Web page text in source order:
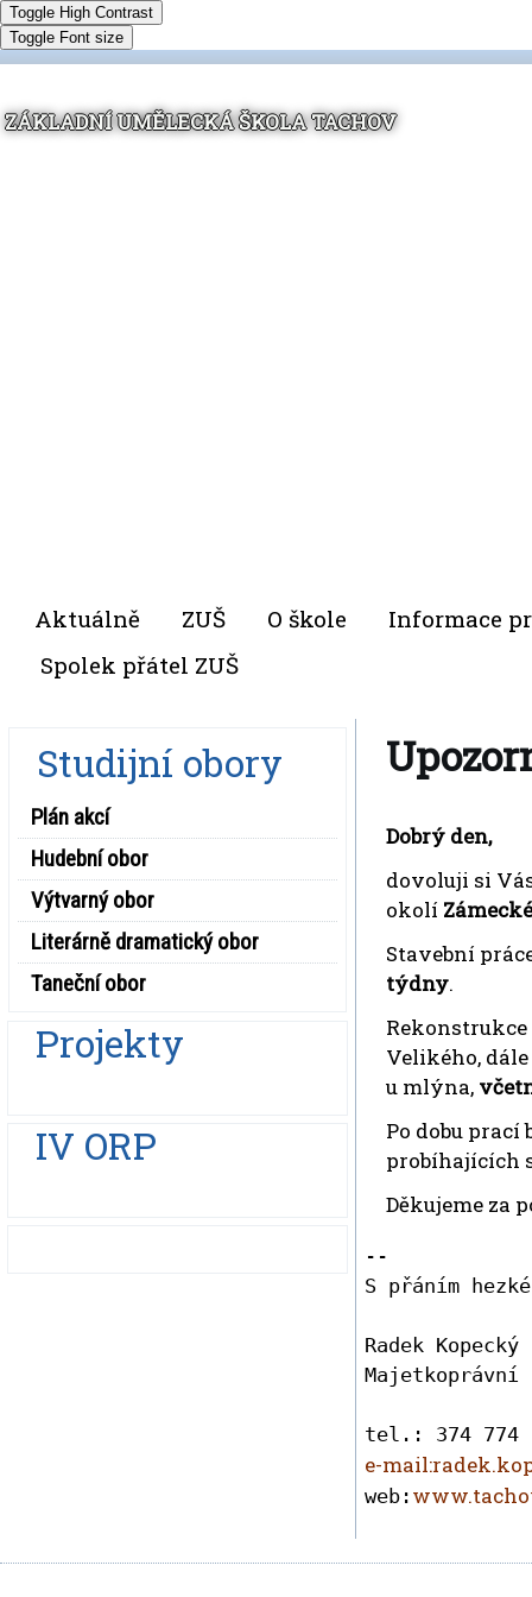
Toggle High Contrast
Toggle Font size
ZÁKLADNÍ UMĚLECKÁ ŠKOLA TACHOV
Aktuálně ZUŠ O škole
Informace
Spolek přátel ZUŠ
Studijní obory
Plán akcí
Hudební obor
Výtvarný obor
Literárně dramatický obor
Taneční obor
Projekty
IV ORP
Dobrý den,
dovoluji si
okolí
Stavební
týdny.
Velikého,
u mlýna,
Po dobu prací
probíhajících
Děkujeme za
--
S přáním
Radek Kopecký
e-
web: